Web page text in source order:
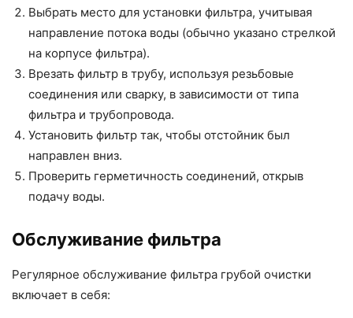
Выбрать место для установки фильтра, учитывая
направление потока воды (обычно указано стрелкой
на корпусе фильтра).
Врезать фильтр в трубу, используя резьбовые
соединения или сварку, в зависимости от типа
фильтра и трубопровода.
Установить фильтр так, чтобы отстойник был
направлен вниз.
Проверить герметичность соединений, открыв
подачу воды.
Обслуживание фильтра
Регулярное обслуживание фильтра грубой очистки
включает в себя: